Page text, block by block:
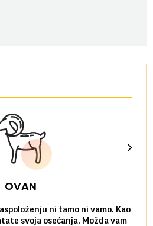
OVAN
ni tamo ni vamo. Kao
svoja osećanja. Možda vam